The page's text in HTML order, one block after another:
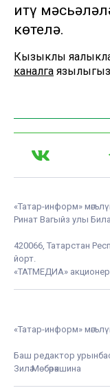
итү
көтелә.
Кызыклы
каналга язылыгыз
«Татар-информ»
Ринат Вагыйз улы
420066, Татарстан
йорт.
«ТАТМЕДИА»
«Татар-информ»
Баш редактор
Зилә Мөбәрәкшина